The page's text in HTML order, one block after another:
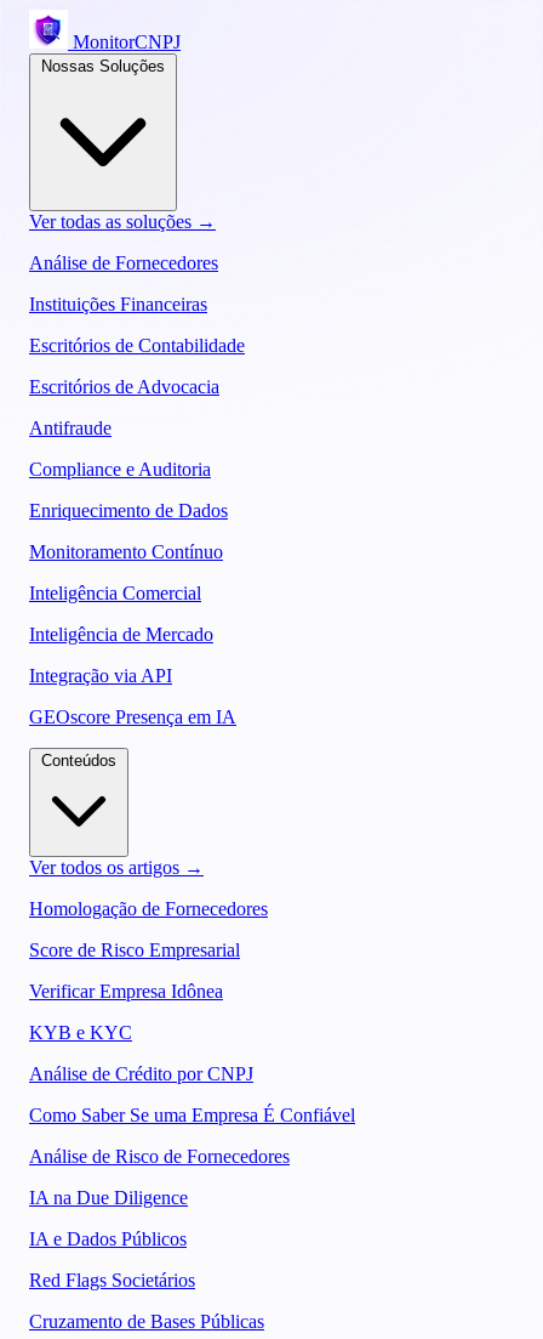
MonitorCNPJ
Ver todas as soluções →
Análise de Fornecedores
Instituições Financeiras
Escritórios de Contabilidade
Escritórios de Advocacia
Antifraude
Compliance e Auditoria
Enriquecimento de Dados
Monitoramento Contínuo
Inteligência Comercial
Inteligência de Mercado
Integração via API
GEOscore Presença em IA
Ver todos os artigos →
Homologação de Fornecedores
Score de Risco Empresarial
Verificar Empresa Idônea
KYB e KYC
Análise de Crédito por CNPJ
Como Saber Se uma Empresa É Confiável
Análise de Risco de Fornecedores
IA na Due Diligence
IA e Dados Públicos
Red Flags Societários
Cruzamento de Bases Públicas